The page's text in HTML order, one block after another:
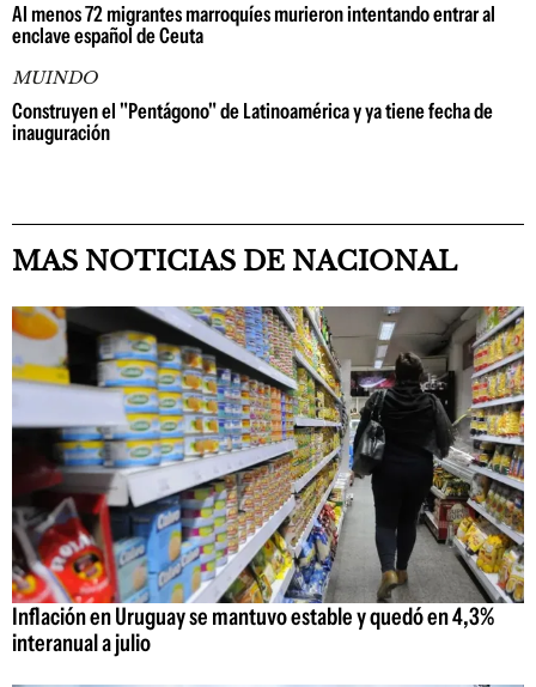
Al menos 72 migrantes marroquíes murieron intentando entrar al
enclave español de Ceuta
MUINDO
Construyen el "Pentágono" de Latinoamérica y ya tiene fecha de
inauguración
MAS NOTICIAS DE NACIONAL
Inflación en Uruguay se mantuvo estable y quedó en 4,3%
interanual a julio